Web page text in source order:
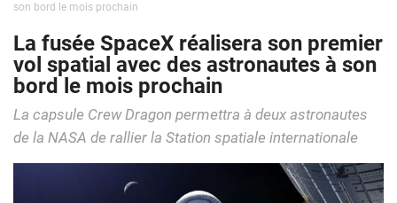
son bord le mois prochain
La fusée SpaceX réalisera son premier
vol spatial avec des astronautes à son
bord le mois prochain
La capsule Crew Dragon permettra à deux astronautes
de la NASA de rallier la Station spatiale internationale